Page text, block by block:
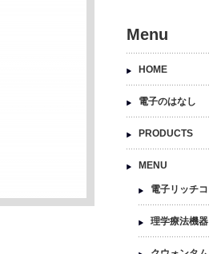
Menu
HOME
電子のはなし
PRODUCTS
MENU
電子リッチ
理学療法機器